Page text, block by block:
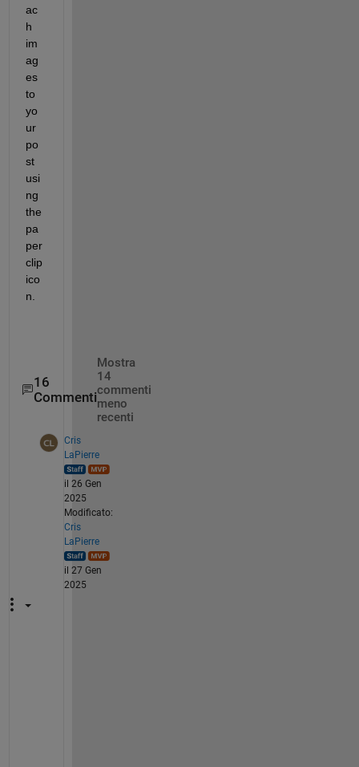
ac
h
im
ag
es
to
yo
ur
po
st
usi
ng
the
pa
per
clip
ico
n.
16
Commenti
Mostra
14
commenti
meno
recenti
Cris
LaPierre
il 26 Gen
2025
Modificato:
Cris
LaPierre
il 27 Gen
2025